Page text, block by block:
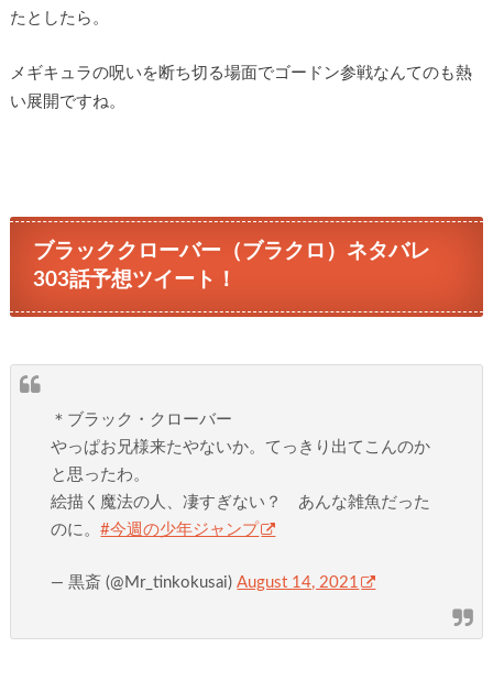
たとしたら。
メギキュラの呪いを断ち切る場面でゴードン参戦なんてのも熱
い展開ですね。
ブラッククローバー（ブラクロ）ネタバレ
303話予想ツイート！
＊ブラック・クローバー
やっぱお兄様来たやないか。てっきり出てこんのか
と思ったわ。
絵描く魔法の人、凄すぎない？ あんな雑魚だった
のに。#今週の少年ジャンプ
— 黒斎 (@Mr_tinkokusai)August 14, 2021